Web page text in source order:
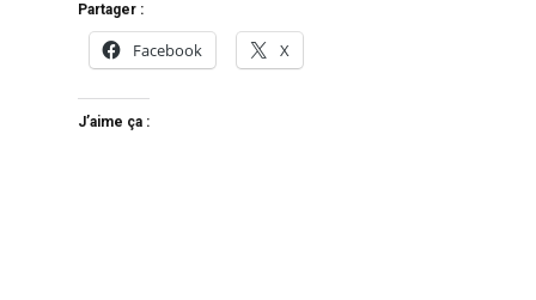
Partager :
Facebook X
J’aime ça :